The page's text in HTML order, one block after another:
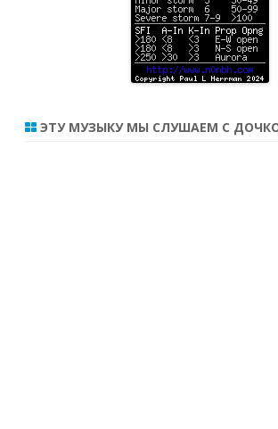
ЭТУ МУЗЫКУ МЫ СЛУШАЕМ С